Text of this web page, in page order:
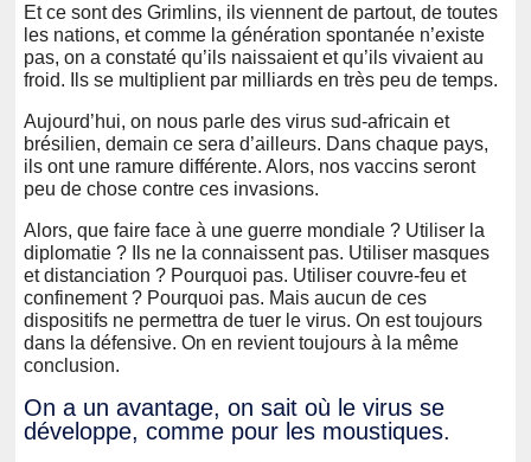
Et ce sont des Grimlins, ils viennent de partout, de toutes
les nations, et comme la génération spontanée n’existe
pas, on a constaté qu’ils naissaient et qu’ils vivaient au
froid. Ils se multiplient par milliards en très peu de temps.
Aujourd’hui, on nous parle des virus sud-africain et
brésilien, demain ce sera d’ailleurs. Dans chaque pays,
ils ont une ramure différente. Alors, nos vaccins seront
peu de chose contre ces invasions.
Alors, que faire face à une guerre mondiale ? Utiliser la
diplomatie ? Ils ne la connaissent pas. Utiliser masques
et distanciation ? Pourquoi pas. Utiliser couvre-feu et
confinement ? Pourquoi pas. Mais aucun de ces
dispositifs ne permettra de tuer le virus. On est toujours
dans la défensive. On en revient toujours à la même
conclusion.
On a un avantage, on sait où le virus se
développe, comme pour les moustiques.